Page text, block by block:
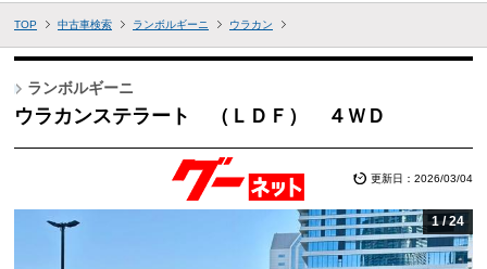
TOP 中古車検索 ランボルギーニ ウラカン
ランボルギーニ
ウラカンステラート （ＬＤＦ） ４ＷＤ
更新日：2026/03/04
1/24